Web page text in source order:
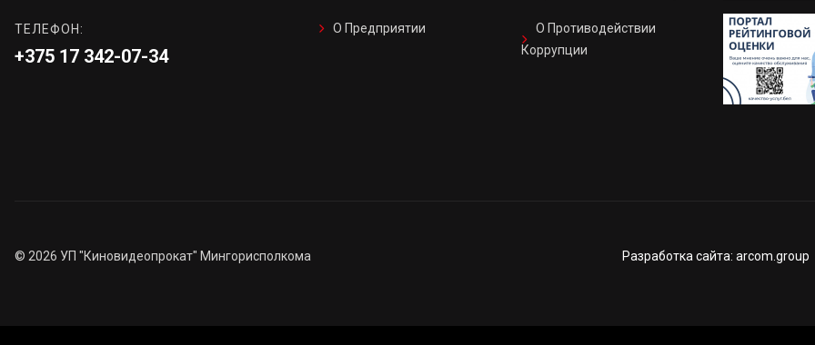
ТЕЛЕФОН:
+375 17 342-07-34
О Предприятии
О Противодействии
Коррупции
© 2026 УП "Киновидеопрокат" Мингорисполкома Разработка сайта: arcom.group